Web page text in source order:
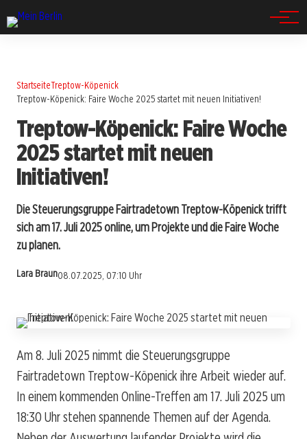
StartseiteTreptow-Köpenick
Treptow-Köpenick: Faire Woche 2025 startet mit neuen Initiativen!
Treptow-Köpenick: Faire Woche
2025 startet mit neuen
Initiativen!
Die Steuerungsgruppe Fairtradetown Treptow-Köpenick trifft
sich am 17. Juli 2025 online, um Projekte und die Faire Woche
zu planen.
Lara Braun08.07.2025, 07:10 Uhr
Am 8. Juli 2025 nimmt die Steuerungsgruppe
Fairtradetown Treptow-Köpenick ihre Arbeit wieder auf.
In einem kommenden Online-Treffen am 17. Juli 2025 um
18:30 Uhr stehen spannende Themen auf der Agenda.